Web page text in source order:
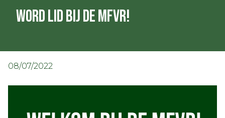
Word lid bij de MFVR!
08/07/2022